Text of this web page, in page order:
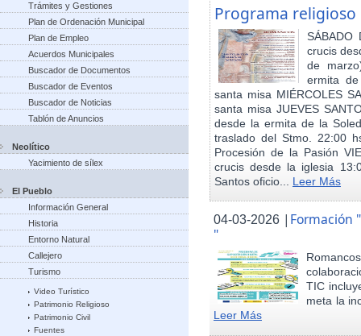
Trámites y Gestiones
Plan de Ordenación Municipal
Plan de Empleo
Acuerdos Municipales
Buscador de Documentos
Buscador de Eventos
Buscador de Noticias
Tablón de Anuncios
Neolítico
Yacimiento de sílex
El Pueblo
Información General
Historia
Entorno Natural
Callejero
Turismo
Video Turístico
Patrimonio Religioso
Patrimonio Civil
Fuentes
Programa religioso
SÁBADO
crucis
de
ermita
santa misa MIÉRCOLES
santa misa JUEVES
desde la ermita de la
traslado del Stmo. 22:00
Procesión de la Pasión
crucis desde la iglesia
Santos oficio... Leer Más
04-03-2026 | Formación
"
TIC
meta la
Leer Más